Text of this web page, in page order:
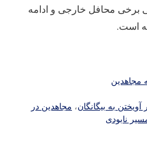
برخی محافل خارجی و ادامه
است.
مجاهدین
به بیگانگان، مجاهدین در
نابودی